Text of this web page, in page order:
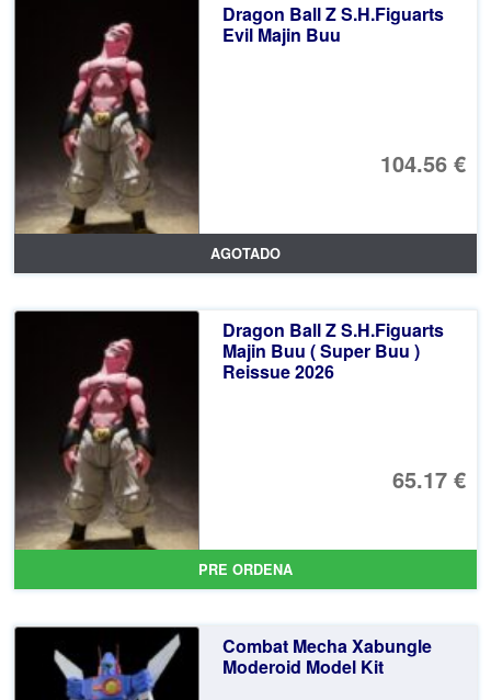
Dragon Ball Z S.H.Figuarts
Evil Majin Buu
104.56 €
AGOTADO
Dragon Ball Z S.H.Figuarts
Majin Buu ( Super Buu )
Reissue 2026
65.17 €
PRE ORDENA
Combat Mecha Xabungle
Moderoid Model Kit